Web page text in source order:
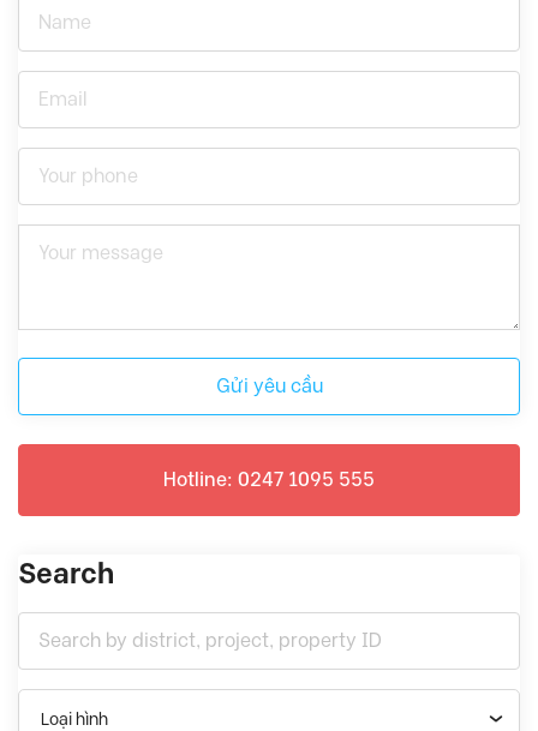
Gửi yêu cầu
Hotline: 0247 1095 555
Search
Loại hình